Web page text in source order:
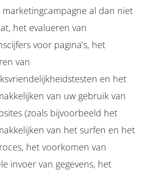
marketingcampagne al dan niet
het evalueren van
voor pagina’s, het
van
en het
van uw gebruik van
(zoals bijvoorbeeld het
van het surfen en het
het voorkomen van
invoer van gegevens, het